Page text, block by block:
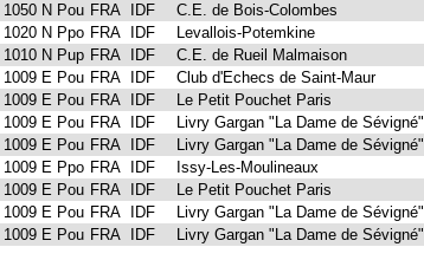
1050 N Pou FRA IDF
C.E. de Bois-Colombes
1020 N Ppo FRA IDF
Levallois-Potemkine
1010 N Pup FRA IDF
C.E. de Rueil Malmaison
1009 E Pou FRA IDF
Club d'Echecs de Saint-Maur
1009 E Pou FRA IDF
Le Petit Pouchet Paris
1009 E Pou FRA IDF
Livry Gargan "La Dame de Sévigné"
1009 E Pou FRA IDF
Livry Gargan "La Dame de Sévigné"
1009 E Ppo FRA IDF
Issy-Les-Moulineaux
1009 E Pou FRA IDF
Le Petit Pouchet Paris
1009 E Pou FRA IDF
Livry Gargan "La Dame de Sévigné"
1009 E Pou FRA IDF Livry Gargan "La Dame de Sévigné"